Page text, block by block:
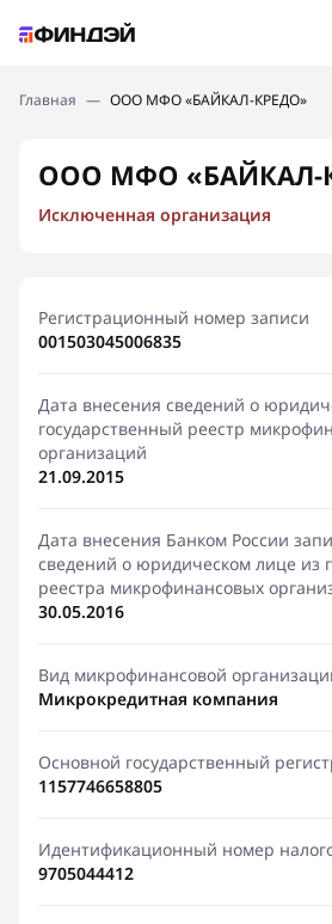
Подбор займа
Новости
Финансовое просвещение
Главная — ООО МФО «БАЙКАЛ-КРЕДО»
ООО МФО «БАЙКАЛ-
Исключенная организация
Регистрационный номер записи
001503045006835
Дата внесения сведений о
государственный реестр
организаций
21.09.2015
Дата внесения Банком России
сведений о юридическом лице из
реестра микрофинансовых
30.05.2016
Вид микрофинансовой
Микрокредитная компания
Основной государственный
1157746658805
Идентификационный номер
9705044412
Ошибка:Контактная форма не
Спасибо, что написали нам
Мы свяжемся с Вами в
результат
Отправить новый